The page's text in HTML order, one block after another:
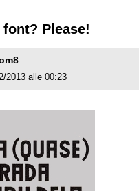
Please!
2013 alle 00:23